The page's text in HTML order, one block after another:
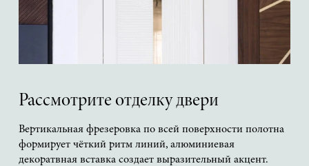
Рассмотрите отделку двери
Вертикальная фрезеровка по всей поверхности полотна
формирует чёткий ритм линий, алюминиевая
декоратвная вставка создает выразительный акцент.